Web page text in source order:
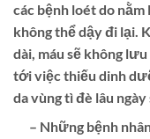
các bệnh loét do
không thể dậy đi lại.
dài, máu sẽ không
tới việc thiếu dinh
da vùng tì đè lâu
– Những bệnh